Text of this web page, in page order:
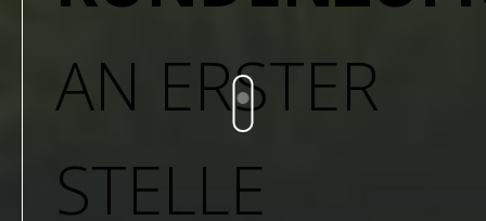
AN ERSTER
STELLE